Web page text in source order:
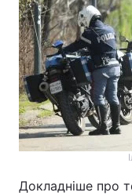
Докладніше про